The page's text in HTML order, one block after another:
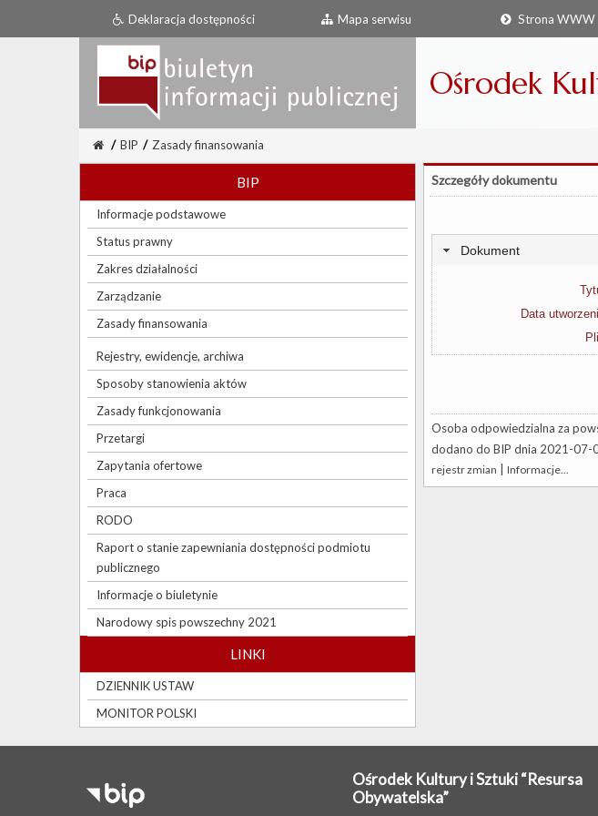
Deklaracja dostępności Mapa serwisu Strona WWW
Ośrodek
/ BIP / Zasady finansowania
BIP
Informacje podstawowe
Status prawny
Zakres działalności
Zarządzanie
Zasady finansowania
Rejestry, ewidencje, archiwa
Sposoby stanowienia aktów
Zasady funkcjonowania
Przetargi
Zapytania ofertowe
Praca
RODO
Raport o stanie zapewniania dostępności podmiotu
publicznego
Informacje o biuletynie
Narodowy spis powszechny 2021
LINKI
DZIENNIK USTAW
MONITOR POLSKI
Szczegóły dokumentu
Dokument
Data
Osoba odpowiedzialna za
dodano do BIP dnia 2021-07-
rejestr zmian Informacje...
Ośrodek Kultury i Sztuki “Resursa
Obywatelska”